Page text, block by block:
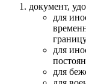
документ,
для
для
для